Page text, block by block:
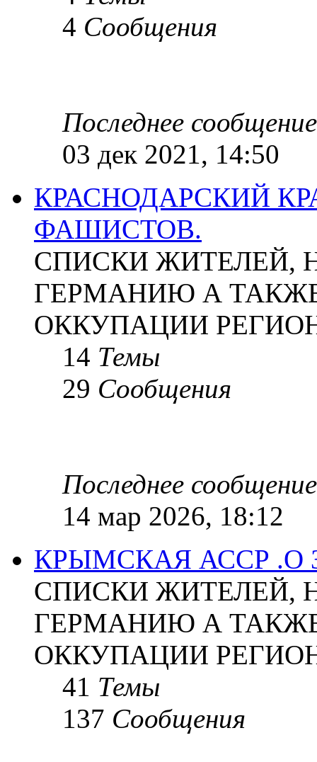
4 Сообщения
Последнее сообщение
03 дек 2021, 14:50
КРАСНОДАРСКИЙ
ФАШИСТОВ.
СПИСКИ ЖИТЕЛЕЙ,
ГЕРМАНИЮ А
ОККУПАЦИИ
14 Темы
29 Сообщения
Последнее сообщение
14 мар 2026, 18:12
КРЫМСКАЯ АССР .О
СПИСКИ ЖИТЕЛЕЙ,
ГЕРМАНИЮ А
ОККУПАЦИИ
41 Темы
137 Сообщения